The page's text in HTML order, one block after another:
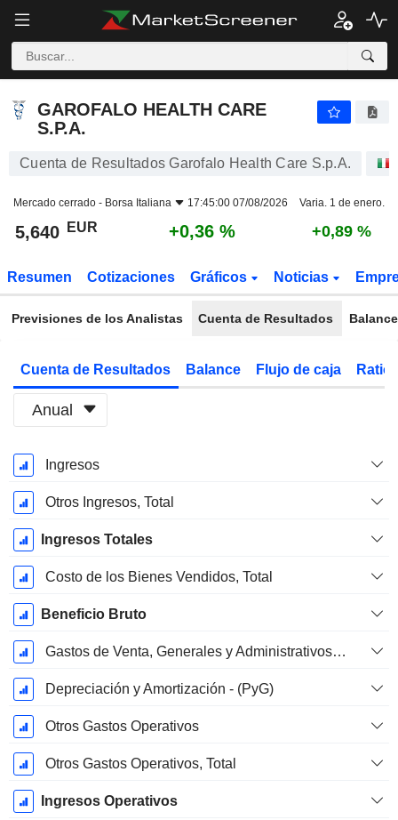
GAROFALO HEALTH CARE
S.P.A.
Cuenta de Resultados Garofalo Health Care S.p.A.
Mercado cerrado - Borsa Italiana 17:45:00 07/08/2026 Varia. 1 de enero.
5,640 EUR +0,36 % +0,89 %
Resumen Cotizaciones Gráficos Noticias
Previsiones de los Analistas Cuenta de Resultados Balance
Cuenta de Resultados Balance Flujo de caja
Anual
Período
fiscal:
Diciembre
Ingresos
Otros Ingresos, Total
Ingresos Totales
Costo de los Bienes Vendidos, Total
Beneficio Bruto
Gastos de Venta, Generales y Administrativos, Total
Depreciación y Amortización - (PyG)
Otros Gastos Operativos
Otros Gastos Operativos, Total
Ingresos Operativos